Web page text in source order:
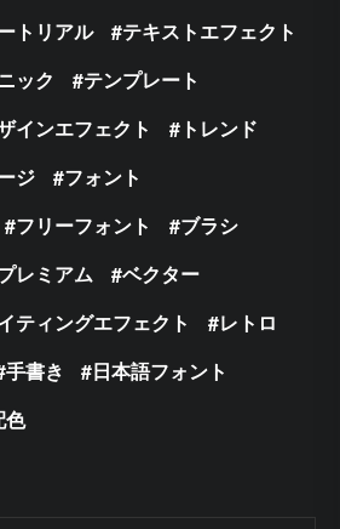
トリアル
テキストエフェクト
ック
テンプレート
インエフェクト
トレンド
ジ
フォント
フリーフォント
ブラシ
レミアム
ベクター
ティングエフェクト
レトロ
手書き
日本語フォント
色